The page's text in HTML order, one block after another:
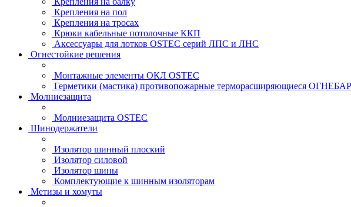
Крепления на пол
Крепления на тросах
Крюки кабельные потолочные ККП
Аксессуары для лотков OSTEC серий ЛПС и ЛНС
Огнестойкие решения
Монтажные элементы ОКЛ OSTEC
Герметики (мастика) противопожарные терморасширяющиеся
Молниезащита
Молниезащита OSTEC
Шинодержатели
Изолятор шинный плоский
Изолятор силовой
Изолятор шины
Комплектующие к шинным изоляторам
Метизы и хомуты